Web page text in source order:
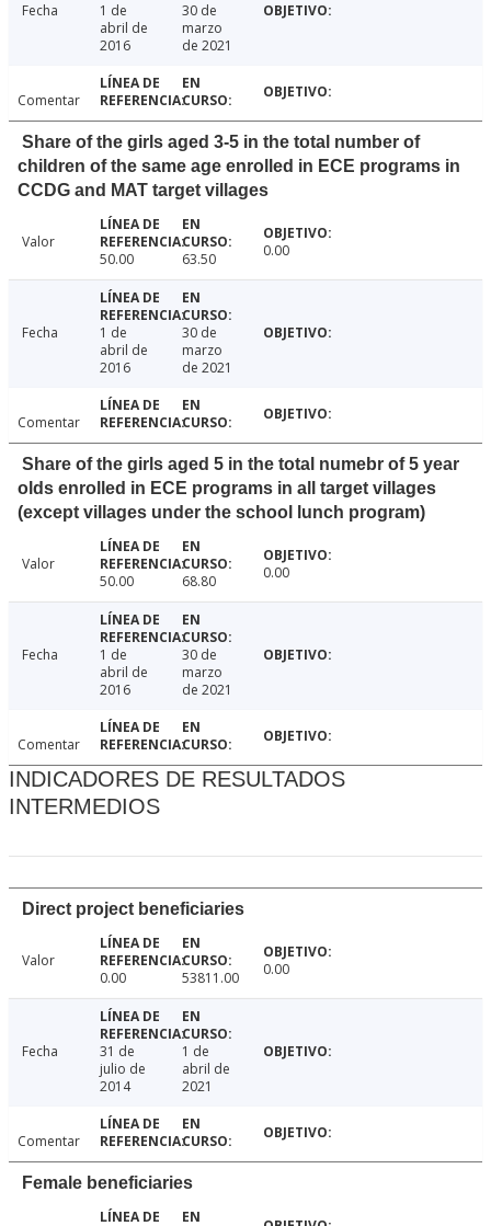
Fecha
1 de
abril de
2016
30 de
marzo
de 2021
Comentar
Share of the girls aged 3-5 in the total number of
children of the same age enrolled in ECE programs in
CCDG and MAT target villages
Valor
50.00
63.50 0.00
Fecha
1 de
abril de
2016
30 de
marzo
de 2021
Comentar
Share of the girls aged 5 in the total numebr of 5 year
olds enrolled in ECE programs in all target villages
(except villages under the school lunch program)
Valor
50.00
68.80 0.00
Fecha
1 de
abril de
2016
30 de
marzo
de 2021
Comentar
INDICADORES DE RESULTADOS
INTERMEDIOS
Direct project beneficiaries
Valor
0.00
53811.00 0.00
Fecha
31 de
julio de
2014
1 de
abril de
2021
Comentar
Female beneficiaries